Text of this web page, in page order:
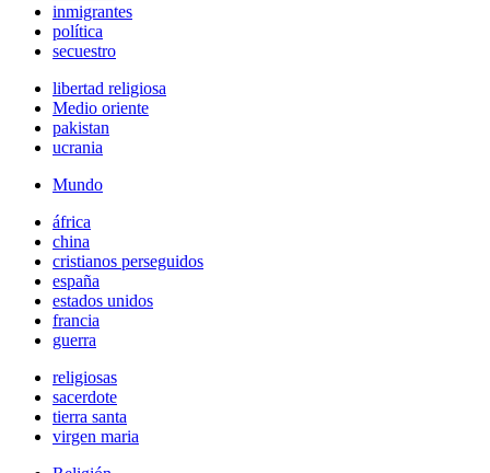
inmigrantes
política
secuestro
libertad religiosa
Medio oriente
pakistan
ucrania
Mundo
áfrica
china
cristianos perseguidos
españa
estados unidos
francia
guerra
religiosas
sacerdote
tierra santa
virgen maria